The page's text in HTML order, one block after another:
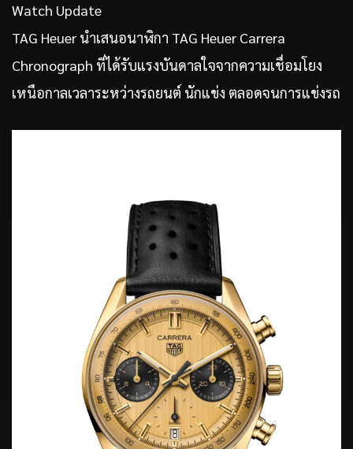
Watch Update
TAG Heuer นำเสนอนาฬิกา TAG Heuer Carrera
Chronograph ที่ได้รับแรงบันดาลใจจากความเชื่อมโยง
เหนือกาลเวลาระหว่างรถยนต์ นักแข่ง ตลอดจนการแข่งรถ